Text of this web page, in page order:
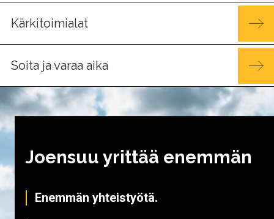
Kärkitoimialat
Soita ja varaa aika
Joensuu yrittää enemmän
Enemmän yhteistyötä.